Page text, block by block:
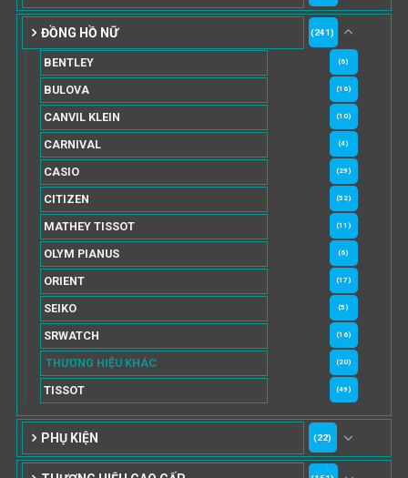
ĐỒNG HỒ NỮ (241)
BENTLEY (6)
BULOVA (16)
CANVIL KLEIN (10)
CARNIVAL (4)
CASIO (29)
CITIZEN (52)
MATHEY TISSOT (11)
OLYM PIANUS (6)
ORIENT (17)
SEIKO (5)
SRWATCH (16)
THƯƠNG HIỆU KHÁC (20)
TISSOT (49)
PHỤ KIỆN (22)